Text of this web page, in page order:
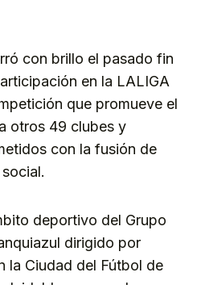
con brillo el pasado fin
en la LALIGA
que promueve el
otros 49 clubes y
con la fusión de
deportivo del Grupo
dirigido por
la Ciudad del Fútbol de